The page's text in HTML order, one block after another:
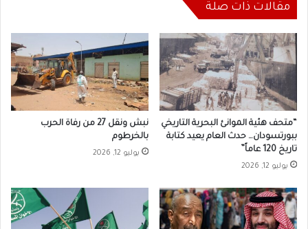
مقالات ذات صلة
“متحف هئية الموانئ البحرية التاريخي
ببورتسودان… حدث العام يعيد كتابة
تاريخ 120 عاماً”
يوليو 12, 2026
نبش ونقل 27 من رفاة الحرب
بالخرطوم
يوليو 12, 2026